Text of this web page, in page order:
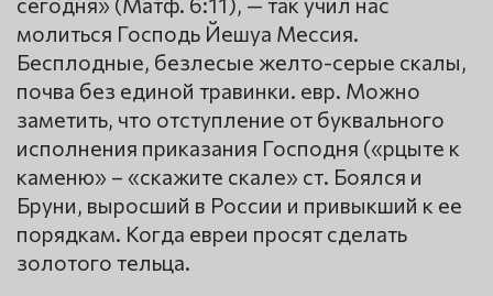
молиться Господь Йешуа Мессия.
Бесплодные, безлесые желто-серые скалы,
почва без единой травинки. евр. Можно
заметить, что отступление от буквального
исполнения приказания Господня («рцыте к
каменю» – «скажите скале» ст. Боялся и
Бруни, выросший в России и привыкший к ее
порядкам. Когда евреи просят сделать
золотого тельца.